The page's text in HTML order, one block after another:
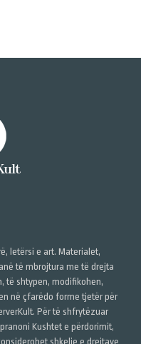
letërsi e art. Materialet,
të mbrojtura me të drejta
të shtypen, modifikohen,
në çfarëdo forme tjetër për
Për të shfrytëzuar
Kushtet e përdorimit,
shkelje e drejtave